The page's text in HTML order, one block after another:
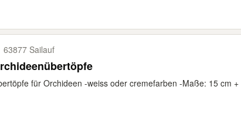
63877 Sailauf
für Orchideen -weiss oder cremefarben -Maße: 15 cm